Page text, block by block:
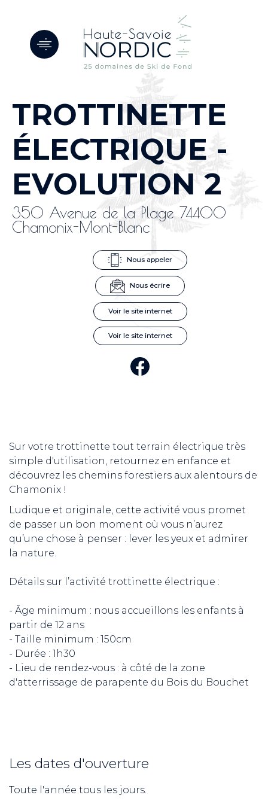
TROTTINETTE
ÉLECTRIQUE -
EVOLUTION 2
350 Avenue de la Plage 74400
Chamonix-Mont-Blanc
Nous appeler
Nous écrire
Voir le site internet
Voir le site internet
Sur votre trottinette tout terrain électrique très
simple d'utilisation, retournez en enfance et
découvrez les chemins forestiers aux alentours de
Chamonix !
Ludique et originale, cette activité vous promet
de passer un bon moment où vous n’aurez
qu’une chose à penser : lever les yeux et admirer
la nature.
Détails sur l’activité trottinette électrique :
- Âge minimum : nous accueillons les enfants à
partir de 12 ans
- Taille minimum : 150cm
- Durée : 1h30
- Lieu de rendez-vous : à côté de la zone
d'atterrissage de parapente du Bois du Bouchet
Les dates d'ouverture
Toute l'année tous les jours.